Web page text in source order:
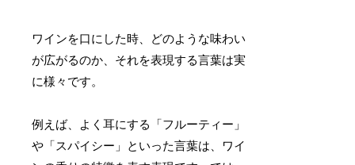
ワインを口にした時、どのような味わい
が広がるのか、それを表現する言葉は実
に様々です。
例えば、よく耳にする「フルーティー」
や「スパイシー」といった言葉は、ワイ